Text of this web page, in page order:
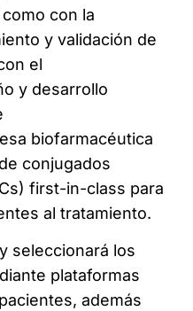
con la
y validación de
el
y desarrollo
biofarmacéutica
conjugados
first-in-class para
al tratamiento.
seleccionará los
plataformas
además